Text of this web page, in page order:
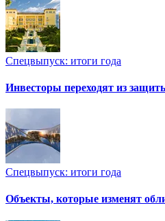
Спецвыпуск: итоги года
Инвесторы переходят из
Спецвыпуск: итоги года
Объекты, которые изменят